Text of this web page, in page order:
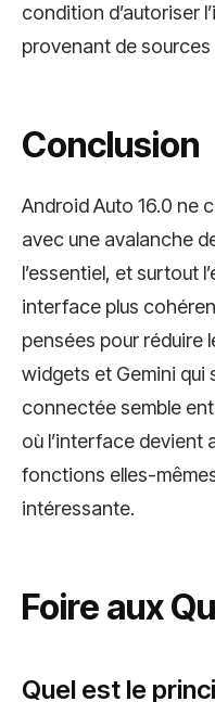
condition d’autoriser
provenant de sources
Conclusion
Android Auto 16.0 ne
avec une avalanche
l’essentiel, et surtout
interface plus
pensées pour réduire
widgets et Gemini qui
connectée semble
où l’interface devient
fonctions elles-
intéressante.
Foire aux
Quel est le